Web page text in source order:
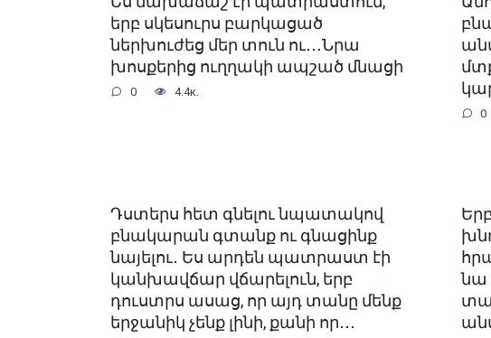
երբ սկեսուրս բարկացած
ներխուժեց մեր տուն ու․․․Նրա
խոսքերից ուղղակի ապշած մնացի
0 4.4к.
0
Դստերս հետ գնելու նպատակով
բնակարան գտանք ու գնացինք
նայելու․ Ես արդեն պատրաստ էի
կանխավճար վճարելուն, երբ
դուստրս ասաց, որ այդ տանը մենք
երջանիկ չենք լինի, քանի որ․․․
նա